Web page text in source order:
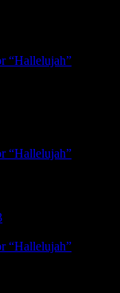
“Hallelujah”
“Hallelujah”
“Hallelujah”